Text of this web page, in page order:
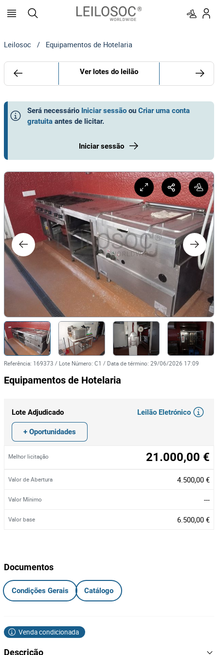
Leilosoc / Equipamentos de Hotelaria
Ver lotes do leilão
Será necessário Iniciar sessão ou Criar uma conta
gratuita antes de licitar.
Iniciar sessão
Referência: 169373 / Lote Número: C1 / Data de término: 29/06/2026 17:09
Equipamentos de Hotelaria
Lote Adjudicado Leilão Eletrónico
+ Oportunidades
Melhor licitação 21.000,00 €
Valor de Abertura 4.500,00 €
Valor Mínimo ---
Valor base 6.500,00 €
Documentos
Condições Gerais Catálogo
Venda condicionada
Descrição